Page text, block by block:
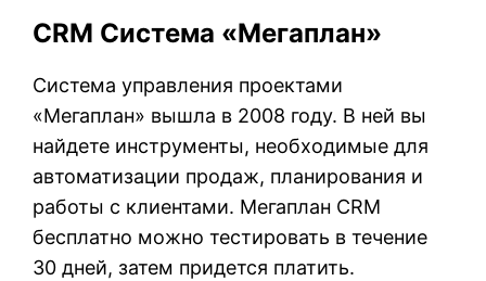
CRM Система «Мегаплан»
Система управления проектами
«Мегаплан» вышла в 2008 году. В ней вы
найдете инструменты, необходимые для
автоматизации продаж, планирования и
работы с клиентами. Мегаплан CRM
бесплатно можно тестировать в течение
30 дней, затем придется платить.